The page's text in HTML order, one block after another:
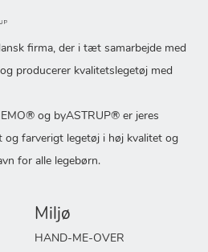
firma, der i tæt samarbejde med
producerer kvalitetslegetøj med
og byASTRUP® er jeres
og farverigt legetøj i høj kvalitet og
for alle legebørn.
Miljø
HAND-ME-OVER